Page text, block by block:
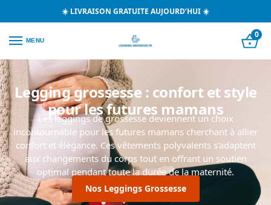
☀️ LIVRAISON GRATUITE AUJOURD’HUI ☀️
MENU
0
Legging grossesse : confort et style
pour les futures mamans
Les leggings de grossesse deviennent un choix
incontournable pour les futures mamans cherchant à allier
confort et élégance. Ces vêtements polyvalents s'adaptent
aux changements du corps tout en offrant un soutien
optimal pendant toute la durée de la maternité.
Nos Leggings Grossesse